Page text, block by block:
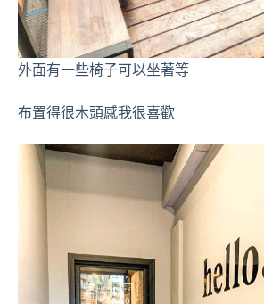
外面有一些椅子可以坐著等
布置得很木頭感我很喜歡